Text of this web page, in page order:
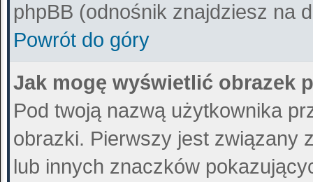
phpBB (odnośnik znajdziesz na
Powrót do góry
Jak mogę wyświetlić obrazek
Pod twoją nazwą użytkownika
obrazki. Pierwszy jest związany
lub innych znaczków